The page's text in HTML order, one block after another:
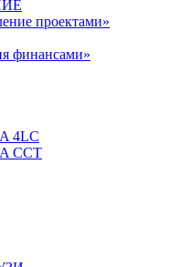
проектами»
финансами»
4LC
CCT